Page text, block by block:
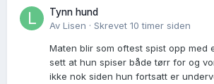
Tynn hund
Av Lisen · Skrevet 10 timer siden
Maten blir som oftest spist opp med
sett at hun spiser både tørr for og
ikke nok siden hun fortsatt er